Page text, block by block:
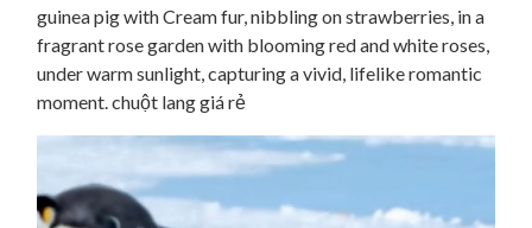
guinea pig with Cream fur, nibbling on strawberries, in a
fragrant rose garden with blooming red and white roses,
under warm sunlight, capturing a vivid, lifelike romantic
moment. chuột lang giá rẻ